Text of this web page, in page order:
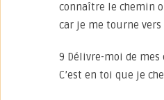
connaître le chemin
car je me tourne vers
9 Délivre-moi de
C’est en toi que je